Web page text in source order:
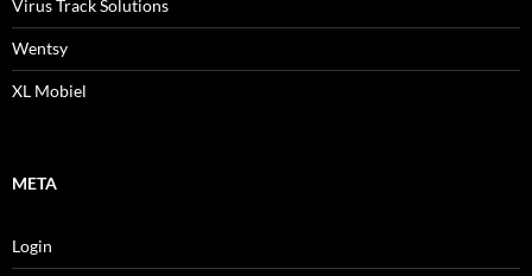
Virus Track Solutions
Wentsy
XL Mobiel
META
Login